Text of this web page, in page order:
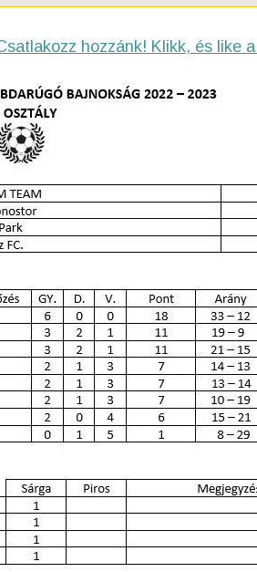
hozzánk! Klikk, és like